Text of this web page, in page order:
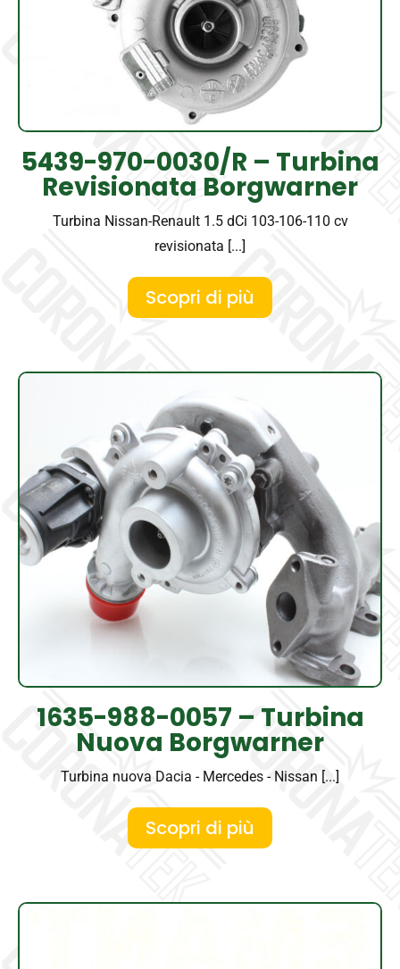
5439-970-0030/R – Turbina
Revisionata Borgwarner
Turbina Nissan-Renault 1.5 dCi 103-106-110 cv
revisionata [...]
Scopri di più
1635-988-0057 – Turbina
Nuova Borgwarner
Turbina nuova Dacia - Mercedes - Nissan [...]
Scopri di più